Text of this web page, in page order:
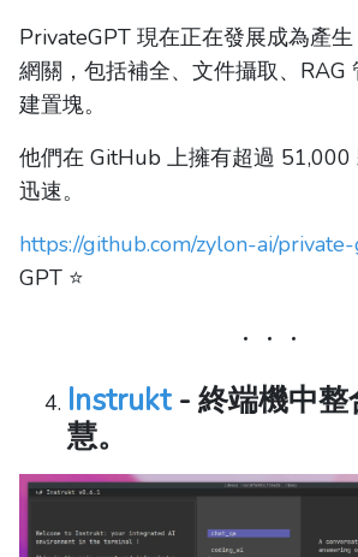
PrivateGPT 現在正在發展成為產
網關，包括補全、文件攝取、RAG
建置塊。
他們在 GitHub 上擁有超過 51,000
迅速。
https://github.com/zylon-ai/
GPT ⭐️
Instrukt- 終端機中整
慧。